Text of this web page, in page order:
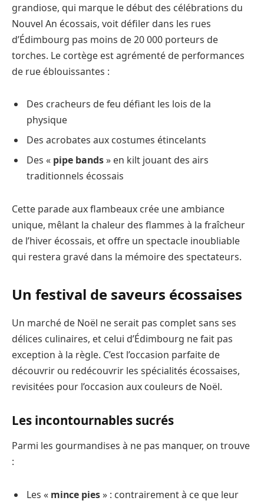
grandiose, qui marque le début des célébrations du
Nouvel An écossais, voit défiler dans les rues
d’Édimbourg pas moins de 20 000 porteurs de
torches. Le cortège est agrémenté de performances
de rue éblouissantes :
Des cracheurs de feu défiant les lois de la
physique
Des acrobates aux costumes étincelants
Des « pipe bands» en kilt jouant des airs
traditionnels écossais
Cette parade aux flambeaux crée une ambiance
unique, mêlant la chaleur des flammes à la fraîcheur
de l’hiver écossais, et offre un spectacle inoubliable
qui restera gravé dans la mémoire des spectateurs.
Un festival de saveurs écossaises
Un marché de Noël ne serait pas complet sans ses
délices culinaires, et celui d’Édimbourg ne fait pas
exception à la règle. C’est l’occasion parfaite de
découvrir ou redécouvrir les spécialités écossaises,
revisitées pour l’occasion aux couleurs de Noël.
Les incontournables sucrés
Parmi les gourmandises à ne pas manquer, on trouve
:
Les « mince pies» : contrairement à ce que leur